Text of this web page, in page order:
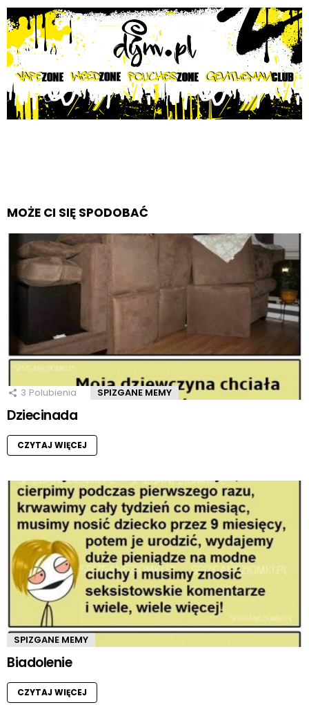
MOŻE CI SIĘ SPODOBAĆ
3 Polubienia SPIZGANE MEMY
Dziecinada
CZYTAJ WIĘCEJ
SPIZGANE MEMY
Biadolenie
CZYTAJ WIĘCEJ